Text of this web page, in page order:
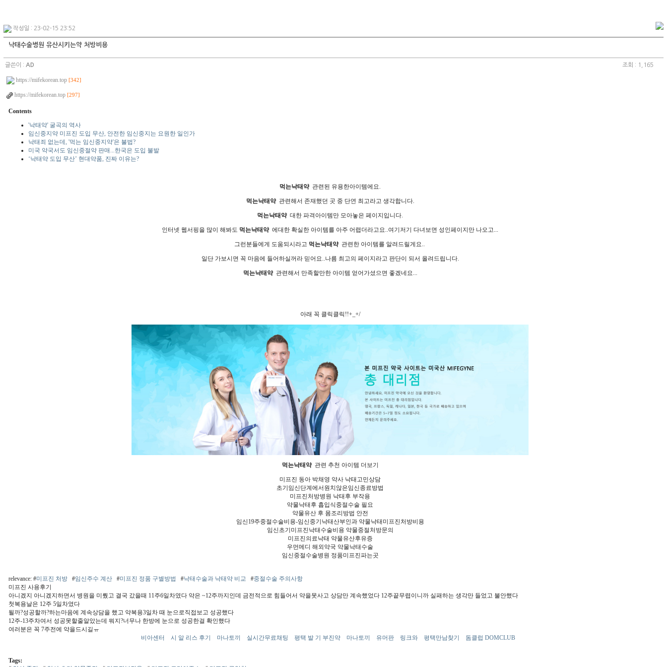
작성일 : 23-02-15 23:52
낙태수술병원 유산시키는약 처방비용
글쓴이 : AD 조회 : 1,165
https://mifekorean.top [342]
https://mifekorean.top [297]
Contents
'낙태약' 굴곡의 역사
임신중지약 미프진 도입 무산, 안전한 임신중지는 요원한 일인가
낙태죄 없는데, '먹는 임신중지약'은 불법?
미국 약국서도 임신중절약 판매...한국은 도입 불발
‘낙태약 도입 무산’ 현대약품, 진짜 이유는?
먹는낙태약관련된 유용한아이템에요.
먹는낙태약관련해서 존재했던 곳 중 단연 최고라고 생각합니다.
먹는낙태약대한 파격아이템만 모아놓은 페이지입니다.
인터넷 웹서핑을 많이 해봐도 먹는낙태약에대한 확실한 아이템를 아주 어렵더라고요..여기저기 다녀보면 성인페이지만 나오고...
그런분들에게 도움되시라고 먹는낙태약관련한 아이템를 알려드릴게요..
일단 가보시면 꼭 마음에 들어하실꺼라 믿어요..나름 최고의 페이지라고 판단이 되서 올려드립니다.
먹는낙태약관련해서 만족할만한 아이템 얻어가셨으면 좋겠네요...
아래 꼭 클릭클릭!!+_+/
먹는낙태약관련 추천 아이템 더보기
미프진 동아 박채영 약사 낙태고민상담
초기임신단계에서원치않은임신종료방법
미프진처방병원 낙태후 부작용
약물낙태후 흡입식중절수술 필요
약물유산 후 몸조리방법 안전
임신19주중절수술비용-임신중기낙태산부인과 약물낙태미프진처방비용
임신초기미프진낙태수술비용 약물중절처방문의
미프진의료낙태 약물유산후유증
우먼메디 해외약국 약물낙태수술
임신중절수술병원 정품미프진파는곳
relevance: #미프진 처방 #임신주수 계산 #미프진 정품 구별방법 #낙태수술과 낙태약 비교 #중절수술 주의사항
미프진 사용후기
아니겠지 아니겠지하면서 병원을 미뤘고 결국 갔을때 11주6일차였다 약은 ~12주까지인데 금전적으로 힘들어서 약을못사고 상담만 계속했었다 12주끝무렵이니까 실패하는 생각만 들었고 불안했다
첫복용날은 12주 5일차였다
될까?성공할까?하는마음에 계속상담을 했고 약복용3일차 때 눈으로직접보고 성공했다
12주-13주차여서 성공못할줄알았는데 뭐지?너무나 한방에 눈으로 성공한걸 확인했다
여러분은 꼭 7주전에 약을드시길ㅠ
비아센터
시 알 리스 후기 마나토끼 실시간무료채팅 평택 발 기 부진약 마나토끼 유머판 링크와 평택만남찾기 돔클럽 DOMCLUB
Tags: